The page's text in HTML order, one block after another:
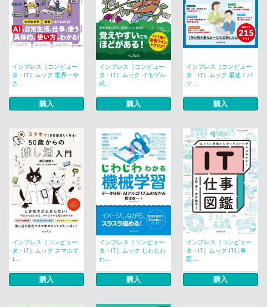
インプレス［コンピュー
タ・IT］ムック 世界一や
さ...
購入
インプレス［コンピュー
タ・IT］ムック イモヅル
式...
購入
インプレス［コンピュー
タ・IT］ムック 最速！パ
ソ...
購入
インプレス［コンピュー
タ・IT］ムック スマホで
1...
購入
インプレス［コンピュー
タ・IT］ムック じわじわ
わ...
購入
インプレス［コンピュー
タ・IT］ムック IT仕事
図...
購入